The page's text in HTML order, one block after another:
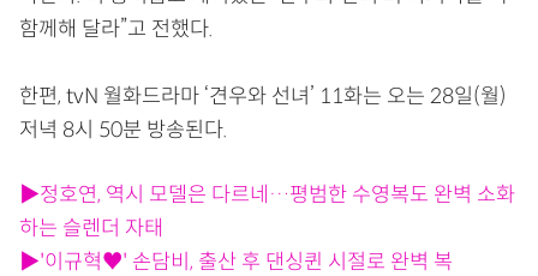
함께해 달라”고 전했다.
한편, tvN 월화드라마 ‘견우와 선녀’ 11화는 오는 28일(월)
저녁 8시 50분 방송된다.
▶정호연, 역시 모델은 다르네…평범한 수영복도 완벽 소화
하는 슬렌더 자태
▶'이규혁♥' 손담비, 출산 후 댄싱퀸 시절로 완벽 복